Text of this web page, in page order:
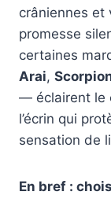
crâniennes et
promesse
certaines
Arai,
— éclairent le
l’écrin qui
sensation de
En bref :